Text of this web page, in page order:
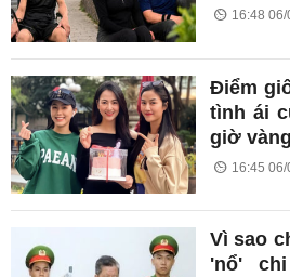
16:48
Điểm
tình ái
giờ
16:45
Vì sao
'nổ'